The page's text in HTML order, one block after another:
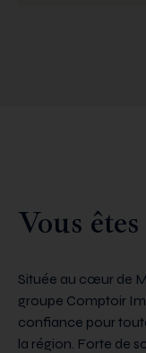
Vous
Située au cœur de
groupe Comptoir
confiance pour
la région. Forte de